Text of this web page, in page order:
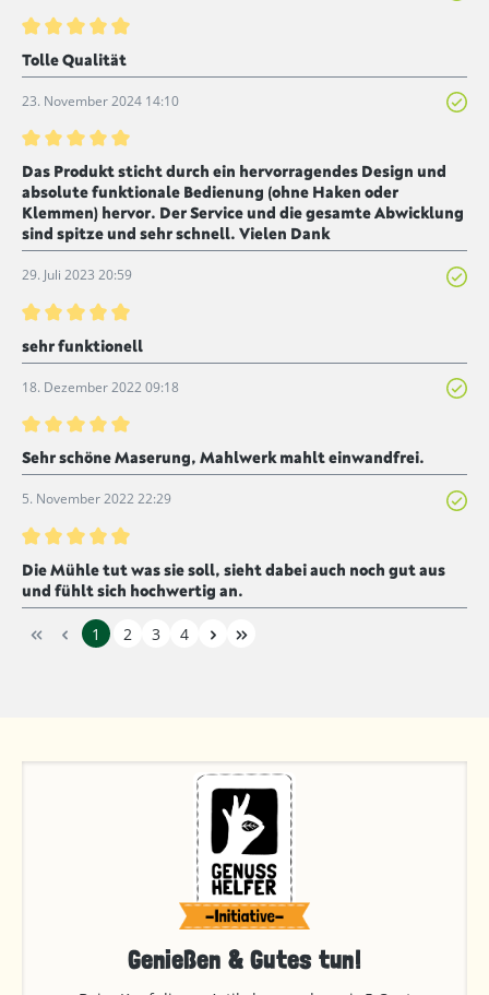
Bewertung mit 5 von 5 Sternen
Tolle Qualität
23. November 2024 14:10
Bewertung mit 5 von 5 Sternen
Das Produkt sticht durch ein hervorragendes Design und
absolute funktionale Bedienung (ohne Haken oder
Klemmen) hervor. Der Service und die gesamte Abwicklung
sind spitze und sehr schnell. Vielen Dank
29. Juli 2023 20:59
Bewertung mit 5 von 5 Sternen
sehr funktionell
18. Dezember 2022 09:18
Bewertung mit 5 von 5 Sternen
Sehr schöne Maserung, Mahlwerk mahlt einwandfrei.
5. November 2022 22:29
Bewertung mit 5 von 5 Sternen
Die Mühle tut was sie soll, sieht dabei auch noch gut aus
und fühlt sich hochwertig an.
1 2 3 4
Genießen & Gutes tun!